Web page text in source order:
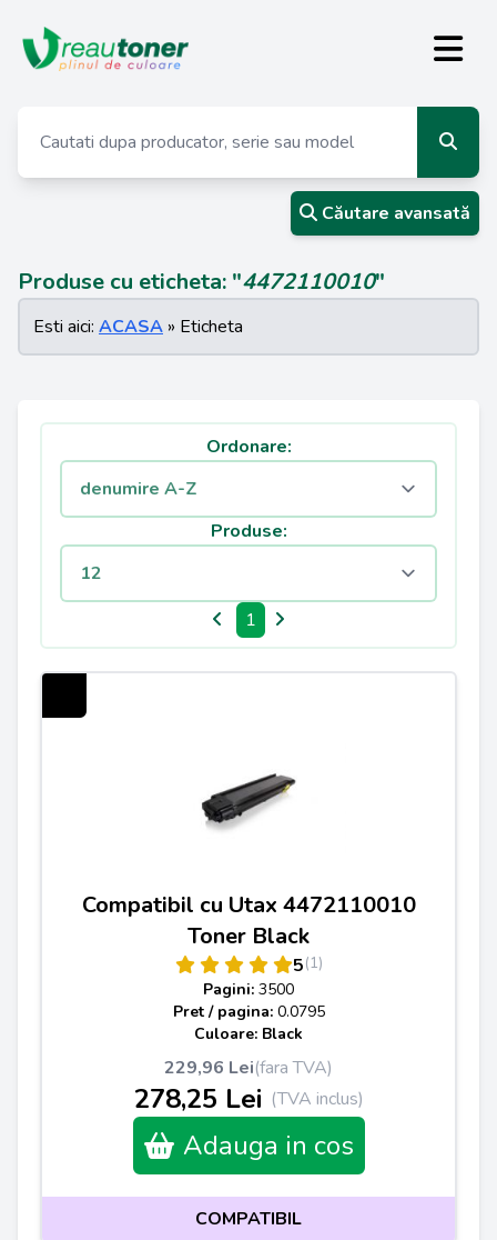
Căutare avansată
Produse cu eticheta: "4472110010"
Esti aici: ACASA » Eticheta
Ordonare:
Produse:
1
Compatibil cu Utax 4472110010
Toner Black
5(1)
Pagini: 3500
Pret / pagina: 0.0795
Culoare: Black
229,96 Lei(fara TVA)
278,25 Lei (TVA inclus)
Adauga in cos
COMPATIBIL